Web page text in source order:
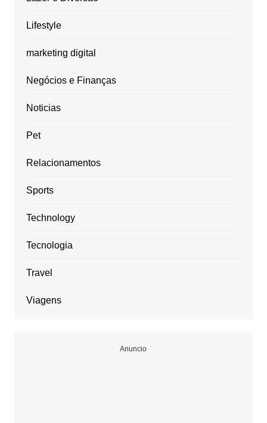
Lifestyle
marketing digital
Negócios e Finanças
Noticias
Pet
Relacionamentos
Sports
Technology
Tecnologia
Travel
Viagens
Anuncio